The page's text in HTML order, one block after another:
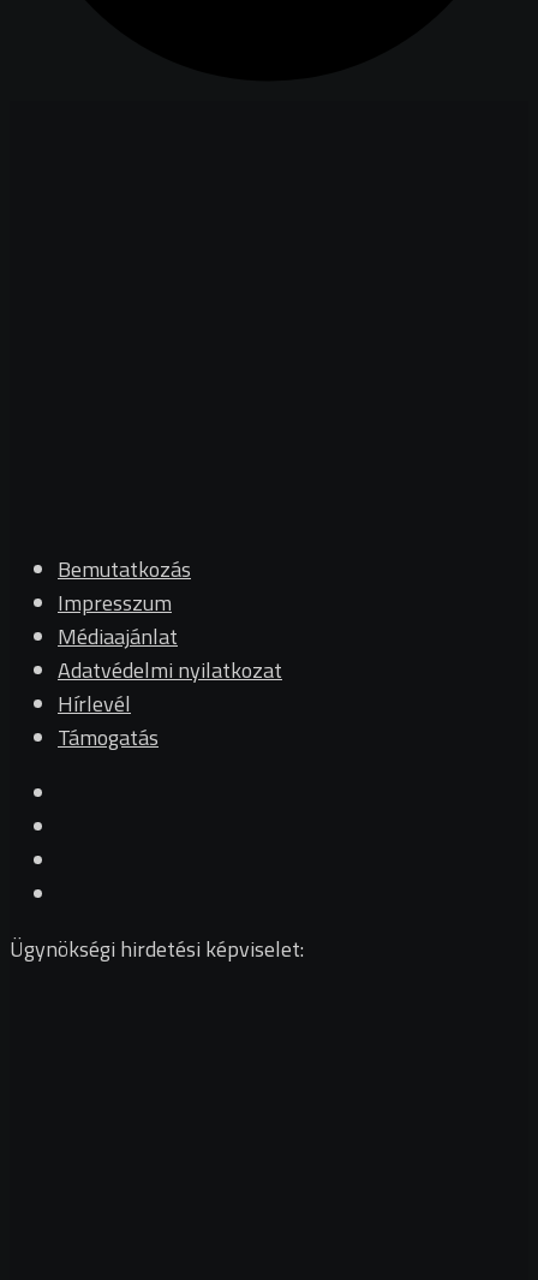
Bemutatkozás
Impresszum
Médiaajánlat
Adatvédelmi nyilatkozat
Hírlevél
Támogatás
Ügynökségi hirdetési képviselet: